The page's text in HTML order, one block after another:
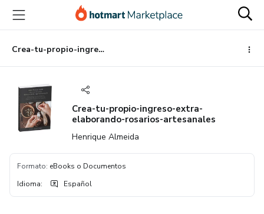
principal
página
de
página
Crea-tu-propio-ingreso-extra-elaborando-rosarios-artesanales
Crea-tu-propio-ingreso-extra-
elaborando-rosarios-artesanales
Henrique Almeida
Formato: eBooks o Documentos
Idioma: Español